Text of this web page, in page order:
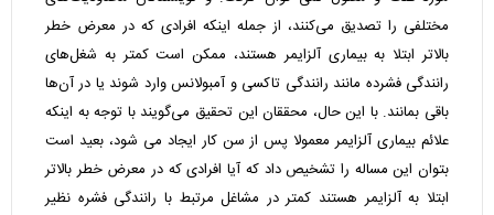
مختلفی را تصدیق می‌کنند، از جمله اینکه افرادی که در معرض خطر
بالاتر ابتلا به بیماری آلزایمر هستند، ممکن است کمتر به شغل‌های
رانندگی فشرده مانند رانندگی تاکسی و آمبولانس وارد شوند یا در آن‌ها
باقی بمانند. با این حال، محققان این تحقیق می‌گویند با توجه به اینکه
علائم بیماری آلزایمر معمولا پس از سن کار ایجاد می شود، بعید است
بتوان این مساله را تشخیص داد که آیا افرادی که در معرض خطر بالاتر
ابتلا به آلزایمر هستند کمتر در مشاغل مرتبط با رانندگی فشره نظیر